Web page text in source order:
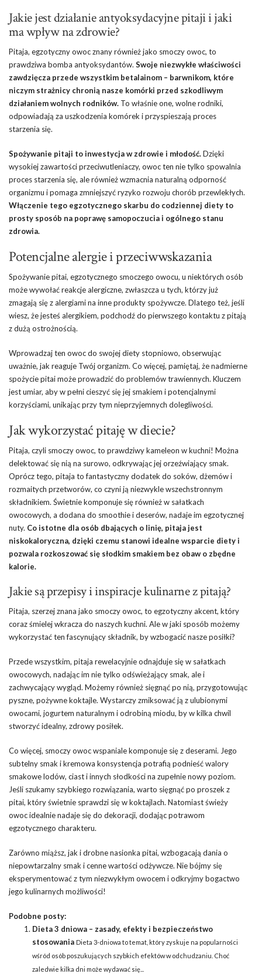
Jakie jest działanie antyoksydacyjne pitaji i jaki
ma wpływ na zdrowie?
Pitaja, egzotyczny owoc znany również jako smoczy owoc, to
prawdziwa bomba antyoksydantów. Swoje niezwykłe właściwości
zawdzięcza przede wszystkim betalainom – barwnikom, które
niczym strażnicy chronią nasze komórki przed szkodliwym
działaniem wolnych rodników. To właśnie one, wolne rodniki,
odpowiadają za uszkodzenia komórek i przyspieszają proces
starzenia się.
Spożywanie pitaji to inwestycja w zdrowie i młodość.Dzięki
wysokiej zawartości przeciwutleniaczy, owoc ten nie tylko spowalnia
proces starzenia się, ale również wzmacnia naturalną odporność
organizmu i pomaga zmniejszyć ryzyko rozwoju chorób przewlekłych.
Włączenie tego egzotycznego skarbu do codziennej diety to
prosty sposób na poprawę samopoczucia i ogólnego stanu
zdrowia.
Potencjalne alergie i przeciwwskazania
Spożywanie pitai, egzotycznego smoczego owocu, u niektórych osób
może wywołać reakcje alergiczne, zwłaszcza u tych, którzy już
zmagają się z alergiami na inne produkty spożywcze. Dlatego też, jeśli
wiesz, że jesteś alergikiem, podchodź do pierwszego kontaktu z pitają
z dużą ostrożnością.
Wprowadzaj ten owoc do swojej diety stopniowo, obserwując
uważnie, jak reaguje Twój organizm. Co więcej, pamiętaj, że nadmierne
spożycie pitai może prowadzić do problemów trawiennych. Kluczem
jest umiar, aby w pełni cieszyć się jej smakiem i potencjalnymi
korzyściami, unikając przy tym nieprzyjemnych dolegliwości.
Jak wykorzystać pitaję w diecie?
Pitaja, czyli smoczy owoc, to prawdziwy kameleon w kuchni! Można
delektować się nią na surowo, odkrywając jej orzeźwiający smak.
Oprócz tego, pitaja to fantastyczny dodatek do soków, dżemów i
rozmaitych przetworów, co czyni ją niezwykle wszechstronnym
składnikiem. Świetnie komponuje się również w sałatkach
owocowych, a dodana do smoothie i deserów, nadaje im egzotycznej
nuty. Co istotne dla osób dbających o linię, pitaja jest
niskokaloryczna, dzięki czemu stanowi idealne wsparcie diety i
pozwala rozkoszować się słodkim smakiem bez obaw o zbędne
kalorie.
Jakie są przepisy i inspiracje kulinarne z pitają?
Pitaja, szerzej znana jako smoczy owoc, to egzotyczny akcent, który
coraz śmielej wkracza do naszych kuchni. Ale w jaki sposób możemy
wykorzystać ten fascynujący składnik, by wzbogacić nasze posiłki?
Przede wszystkim, pitaja rewelacyjnie odnajduje się w sałatkach
owocowych, nadając im nie tylko odświeżający smak, ale i
zachwycający wygląd. Możemy również sięgnąć po nią, przygotowując
pyszne, pożywne koktajle. Wystarczy zmiksować ją z ulubionymi
owocami, jogurtem naturalnym i odrobiną miodu, by w kilka chwil
stworzyć idealny, zdrowy posiłek.
Co więcej, smoczy owoc wspaniale komponuje się z deserami. Jego
subtelny smak i kremowa konsystencja potrafią podnieść walory
smakowe lodów, ciast i innych słodkości na zupełnie nowy poziom.
Jeśli szukamy szybkiego rozwiązania, warto sięgnąć po proszek z
pitai, który świetnie sprawdzi się w koktajlach. Natomiast świeży
owoc idealnie nadaje się do dekoracji, dodając potrawom
egzotycznego charakteru.
Zarówno miąższ, jak i drobne nasionka pitai, wzbogacają dania o
niepowtarzalny smak i cenne wartości odżywcze. Nie bójmy się
eksperymentować z tym niezwykłym owocem i odkryjmy bogactwo
jego kulinarnych możliwości!
Podobne posty:
Dieta 3 dniowa – zasady, efekty i bezpieczeństwo
stosowania Dieta 3-dniowa to temat, który zyskuje na popularności
wśród osób poszukujących szybkich efektów w odchudzaniu. Choć
zaledwie kilka dni może wydawać się...